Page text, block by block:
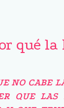
qué la
NO CABE
QUE LAS